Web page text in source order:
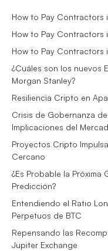
How to Pay Contractors
How to Pay Contractors
How to Pay Contractors
¿Cuáles son los nuevos
Morgan Stanley?
Resiliencia Cripto en
Crisis de Gobernanza
Implicaciones del
Proyectos Cripto
Cercano
¿Es Probable la Próxima
Predicción?
Entendiendo el Ratio
Perpetuos de BTC
Repensando las
Jupiter Exchange